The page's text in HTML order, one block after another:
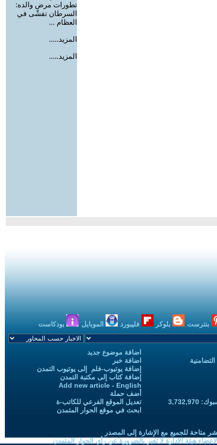
تطورات مرض والده:
السرطان تفشّى في
العظام ...
المزيد.....
المزيد.....
بنترست بلوكر فليبورد الموبايل بودكاست
اضافة موضوع جديد
اضافة خبر
إضافة يوتيوب-فلم إلى يوتيوب التمدن
إضافة كتاب إلى مكتبة التمدن
Add new article - English
أضف حملة
تعديل الموقع الفرعي للكاتب-ة
ابحث في موقع الحوار المتمدن
متاحة للجميع مع الإشارة إلى المصدر
هيئة الادارة لا تعبر بالضرورة عن رأي الحوار المتمدن